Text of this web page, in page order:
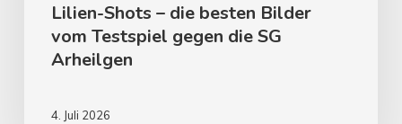
Lilien-Shots – die besten Bilder
vom Testspiel gegen die SG
Arheilgen
4. Juli 2026